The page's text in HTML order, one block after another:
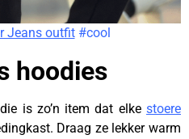
Jeans outfit#cool
hoodies
is zo’n item dat elke stoere
Draag ze lekker warm